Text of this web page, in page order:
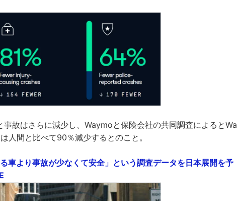
故はさらに減少し、Waymoと保険会社の共同調査によるとWa
人間と比べて90％減少するとのこと。
車より事故が少なくて安全」という調査データを日本展開を予